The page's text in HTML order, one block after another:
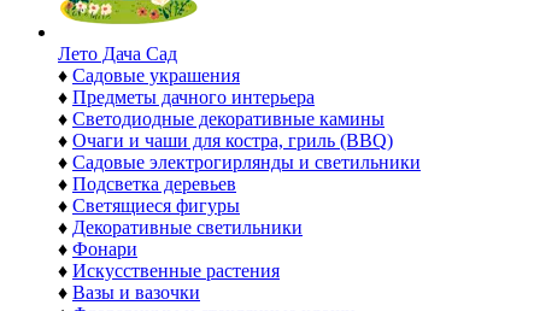
Лето Дача Сад
♦ Садовые украшения
♦ Предметы дачного интерьера
♦ Светодиодные декоративные камины
♦ Очаги и чаши для костра, гриль (BBQ)
♦ Садовые электрогирлянды и светильники
♦ Подсветка деревьев
♦ Светящиеся фигуры
♦ Декоративные светильники
♦ Фонари
♦ Искусственные растения
♦ Вазы и вазочки